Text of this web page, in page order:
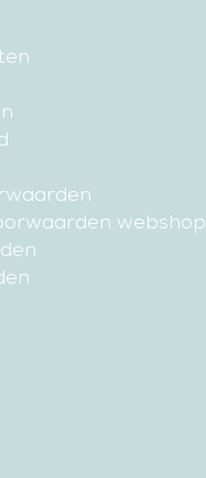
webshop